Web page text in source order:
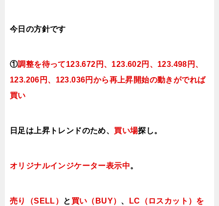
今日 の方針です
①調整を待って123.672円、123.602円、123.498円、
123.206円、123.036円から再上昇開始の動きがでれば
買い
日足は上昇トレンドのため、 買い場探し。
オリジナルインジケーター表示中。
売り（SELL） と 買い（BUY） 、
LC（ロスカット）を